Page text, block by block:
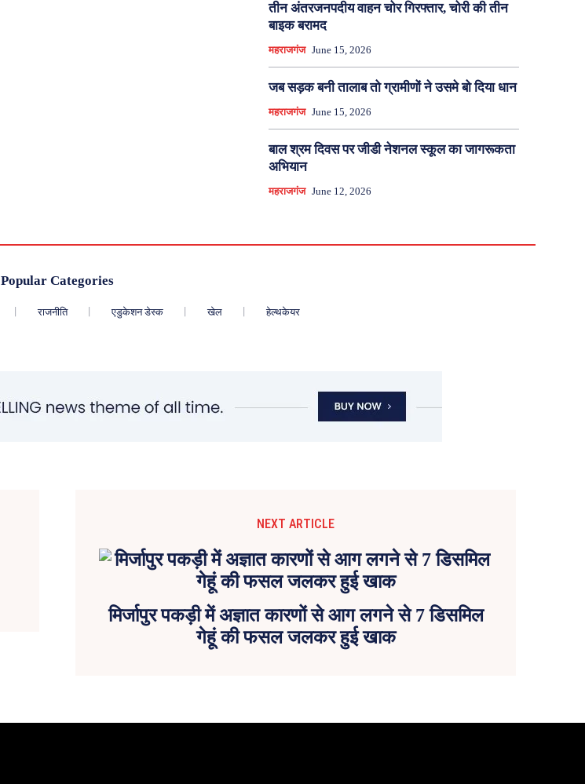
तीन अंतरजनपदीय वाहन चोर गिरफ्तार, चोरी की तीन
बाइक बरामद
महराजगंज June 15, 2026
जब सड़क बनी तालाब तो ग्रामीणों ने उसमे बो दिया धान
महराजगंज June 15, 2026
बाल श्रम दिवस पर जीडी नेशनल स्कूल का जागरूकता
अभियान
महराजगंज June 12, 2026
Popular Categories
राजनीति एडुकेशन डेस्क खेल हेल्थकेयर
NEXT ARTICLE
मिर्जापुर पकड़ी में अज्ञात कारणों से आग लगने से 7 डिसमिल
गेहूं की फसल जलकर हुई खाक